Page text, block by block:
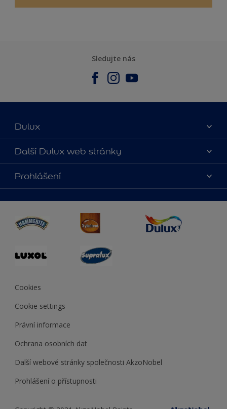
Sledujte nás
Dulux
O nás
Kontaktujte nás
Najít obchod
Další Dulux web stránky
duluxmalir.cz
duluxmaliar.sk
duluxprodejnabarev.cz
duluxpredajnafarieb.sk
Prohlášení
Cookies
Cookie settings
Právní informace
Ochrana osobních dat
Další webové stránky společnosti AkzoNobel
Prohlášení o přístupnosti